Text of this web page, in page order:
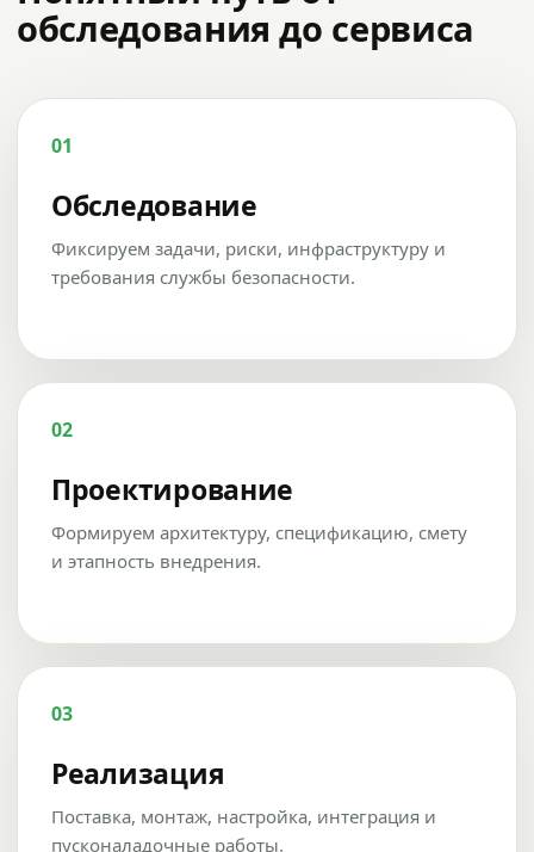
обследования до сервиса
01
Обследование
Фиксируем задачи, риски, инфраструктуру и
требования службы безопасности.
02
Проектирование
Формируем архитектуру, спецификацию, смету
и этапность внедрения.
03
Реализация
Поставка, монтаж, настройка, интеграция и
пусконаладочные работы.